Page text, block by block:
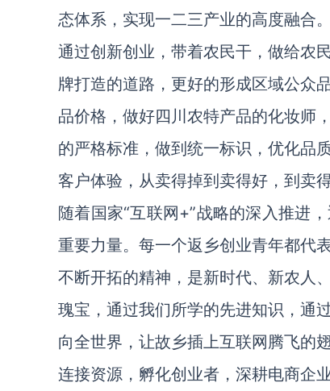
态体系，实现一二三产业的高度融合。
通过创新创业，带着农民干，做给农
牌打造的道路，更好的形成区域公众
品价格，做好四川农特产品的化妆师
的严格标准，做到统一标识，优化品
客户体验，从卖得掉到卖得好，到卖得
随着国家“互联网+”战略的深入推进
重要力量。每一个返乡创业青年都代
不断开拓的精神，是新时代、新农人
瑰宝，通过我们所学的先进知识，通
向全世界，让故乡插上互联网腾飞的翅
连接资源，孵化创业者，深耕电商企